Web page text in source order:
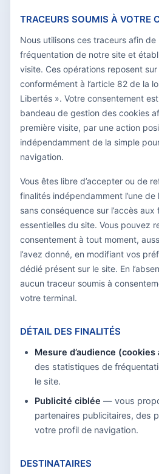
TRACEURS SOUMIS À VOTRE
Nous utilisons ces traceurs afin de
fréquentation de notre site et
visite. Ces opérations reposent
conformément à l’article 82 de la
Libertés ». Votre consentement
bandeau de gestion des cookies
première visite, par une action
indépendamment de la simple
navigation.
Vous êtes libre d’accepter ou de
finalités indépendamment l’une de
sans conséquence sur l’accès
essentielles du site. Vous pouvez
consentement à tout moment,
l’avez donné, en modifiant vos
dédié présent sur le site. En
aucun traceur soumis à
votre terminal.
DÉTAIL DES FINALITÉS
Mesure d’audience
des statistiques de
le site.
Publicité ciblée — vous
partenaires publicitaires, des
votre profil de navigation.
DESTINATAIRES